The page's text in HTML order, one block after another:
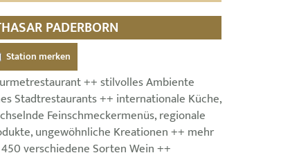
PADERBORN
Station merken
++ stilvolles Ambiente
Stadtrestaurants ++ internationale Küche,
Feinschmeckermenüs, regionale
ungewöhnliche Kreationen ++ mehr
verschiedene Sorten Wein ++